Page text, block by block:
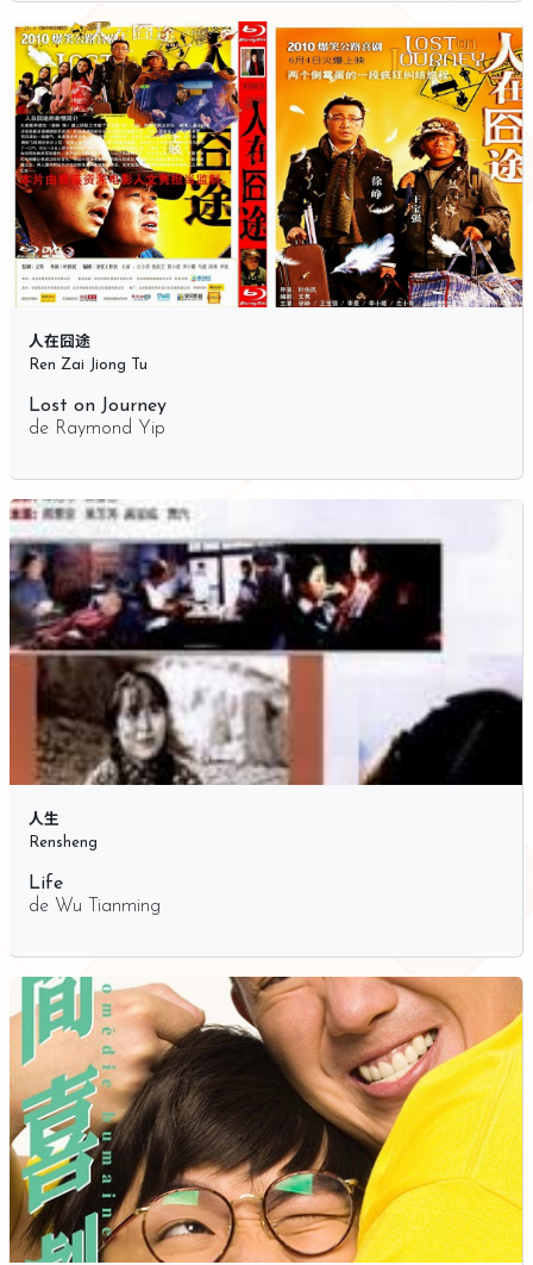
人在囧途
Ren Zai Jiong Tu
Lost on Journey
de Raymond Yip
人生
Rensheng
Life
de Wu Tianming